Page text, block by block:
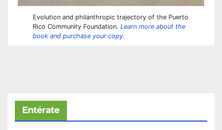
Evolution and philanthropic trajectory of the Puerto
Rico Community Foundation. Learn more about the
book and purchase your copy.
Entérate